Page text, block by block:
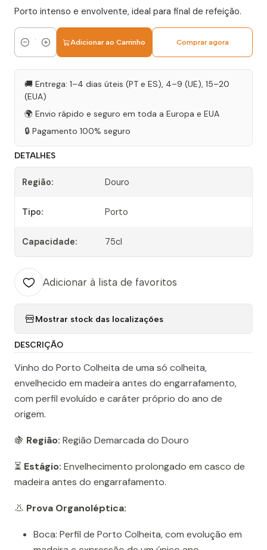
Porto intenso e envolvente, ideal para final de refeição.
Quantidade
Adicionar ao Carrinho Comprar agora
🚚 Entrega: 1–4 dias úteis (PT e ES), 4–9 (UE), 15–20
(EUA)
🌍 Envio rápido e seguro em toda a Europa e EUA
🔒 Pagamento 100% seguro
DETALHES
Região: Douro
Tipo: Porto
Capacidade: 75cl
Adicionar à lista de favoritos
Mostrar stock das localizações
DESCRIÇÃO
Vinho do Porto Colheita de uma só colheita,
envelhecido em madeira antes do engarrafamento,
com perfil evoluído e caráter próprio do ano de
origem.
🍇 Região: Região Demarcada do Douro
⏳ Estágio: Envelhecimento prolongado em casco de
madeira antes do engarrafamento.
👃 Prova Organoléptica:
Boca: Perfil de Porto Colheita, com evolução em